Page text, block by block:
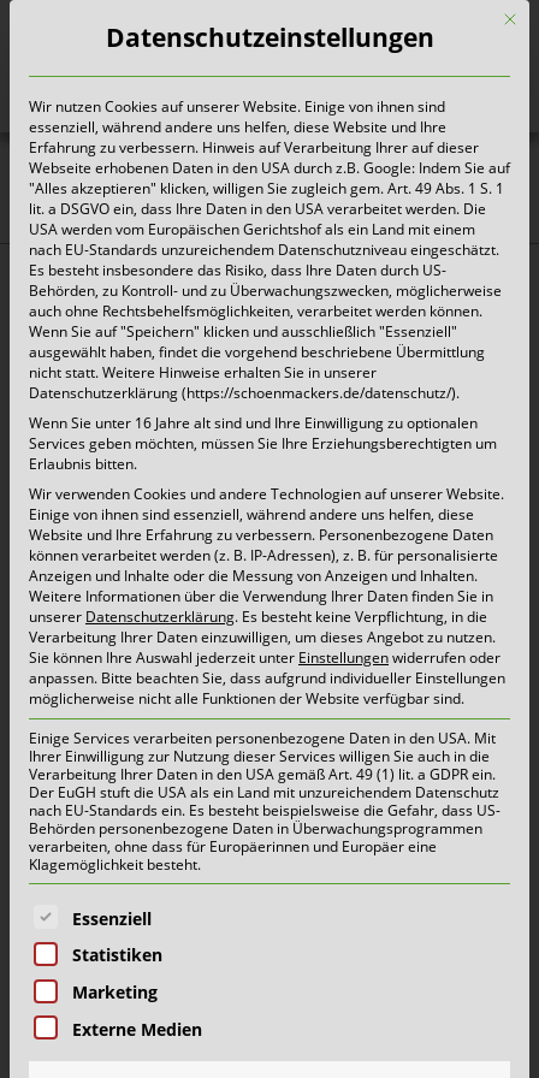
Heute für morgen sorgen
Abfallkalender 2026 gehen
in die Verteilung, mit der
MüllALARM App schon jetzt
informiert!
Die Verteilung der Abfallkalender 2026 von
diversen Kommunen beginnt in den nächsten
Tagen. Nach und nach werden die Kalender bis
Ende des Jahres an die Bürgerinnen und Bürger
zugestellt, sofern es in den jeweiligen Kommunen
noch eine offizielle Verteilung gibt. Bitte beachten
Sie, dass durch das hohe Postaufkommen in der
Weihnachtszeit es in Einzelfällen zu etwas
späteren Zustellungen kommen kann – wir bitten
hierfür um Verständnis.
Einige Kommunen haben sich jedoch bewusst für
einen nachhaltigeren Weg entschieden: Geldern,
Kalkar, Kempen und Rees verzichten auf die
flächendeckende Verteilung gedruckter
Abfallkalender. Stattdessen setzen sie
konsequent auf die digitalen Services von
Schönmackers:
Mit
Datenschutzeinstellungen
Wir nutzen Cookies auf unserer Website. Einige von ihnen sind
essenziell, während andere uns helfen, diese Website und Ihre
Erfahrung zu verbessern. Hinweis auf Verarbeitung Ihrer auf dieser
Webseite erhobenen Daten in den USA durch z.B. Google: Indem Sie auf
"Alles akzeptieren" klicken, willigen Sie zugleich gem. Art. 49 Abs. 1 S. 1
lit. a DSGVO ein, dass Ihre Daten in den USA verarbeitet werden. Die
USA werden vom Europäischen Gerichtshof als ein Land mit einem
nach EU-Standards unzureichendem Datenschutzniveau eingeschätzt.
Es besteht insbesondere das Risiko, dass Ihre Daten durch US-
Behörden, zu Kontroll- und zu Überwachungszwecken, möglicherweise
auch ohne Rechtsbehelfsmöglichkeiten, verarbeitet werden können.
Wenn Sie auf "Speichern" klicken und ausschließlich "Essenziell"
ausgewählt haben, findet die vorgehend beschriebene Übermittlung
nicht statt. Weitere Hinweise erhalten Sie in unserer
Datenschutzerklärung (https://schoenmackers.de/datenschutz/).
Wenn Sie unter 16 Jahre alt sind und Ihre Einwilligung zu optionalen
Services geben möchten, müssen Sie Ihre Erziehungsberechtigten um
Erlaubnis bitten.
Wir verwenden Cookies und andere Technologien auf unserer Website.
Einige von ihnen sind essenziell, während andere uns helfen, diese
Website und Ihre Erfahrung zu verbessern. Personenbezogene Daten
können verarbeitet werden (z. B. IP-Adressen), z. B. für personalisierte
Anzeigen und Inhalte oder die Messung von Anzeigen und Inhalten.
Weitere Informationen über die Verwendung Ihrer Daten finden Sie in
unserer Datenschutzerklärung. Es besteht keine Verpflichtung, in die
Verarbeitung Ihrer Daten einzuwilligen, um dieses Angebot zu nutzen.
Sie können Ihre Auswahl jederzeit unter Einstellungenwiderrufen oder
anpassen. Bitte beachten Sie, dass aufgrund individueller Einstellungen
möglicherweise nicht alle Funktionen der Website verfügbar sind.
Einige Services verarbeiten personenbezogene Daten in den USA. Mit
Ihrer Einwilligung zur Nutzung dieser Services willigen Sie auch in die
Verarbeitung Ihrer Daten in den USA gemäß Art. 49 (1) lit. a GDPR ein.
Der EuGH stuft die USA als ein Land mit unzureichendem Datenschutz
nach EU-Standards ein. Es besteht beispielsweise die Gefahr, dass US-
Behörden personenbezogene Daten in Überwachungsprogrammen
verarbeiten, ohne dass für Europäerinnen und Europäer eine
Klagemöglichkeit besteht.
Es folgt eine Liste der Service-Gruppen, für die eine
Essenziell
Statistiken
Marketing
Externe Medien